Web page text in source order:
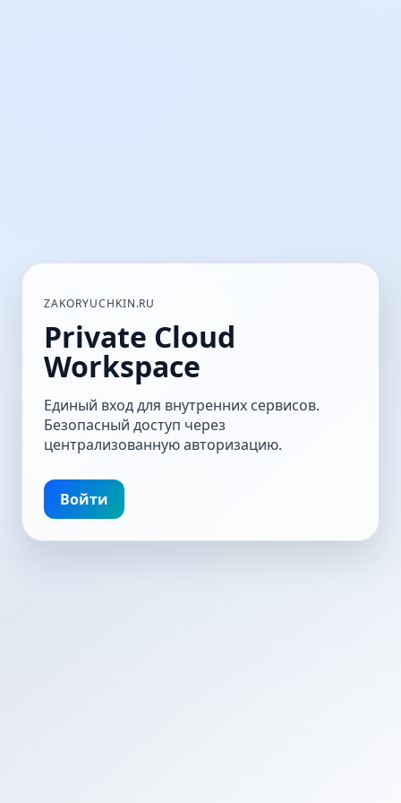
ZAKORYUCHKIN.RU
Private Cloud
Workspace
Единый вход для внутренних сервисов.
Безопасный доступ через
централизованную авторизацию.
Войти